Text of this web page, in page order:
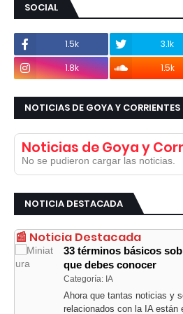
SOCIAL
1.5k 3.1k
1.8k
1.5k
NOTICIAS DE GOYA Y CORRIENTES
Noticias de Goya y
No se pudieron cargar las noticias.
NOTICIA DESTACADA
📰 Noticia Destacada
33 términos básicos
que debes conocer
Categoría: IA
Ahora que tantas noticias y
relacionados con la IA están